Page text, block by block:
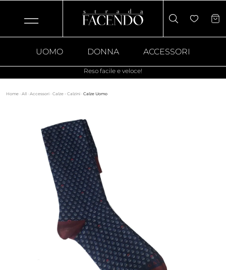
UOMO DONNA ACCESSORI
Reso facile e veloce!
Home · All · Accessori · Calze - Calzini · Calze Uomo